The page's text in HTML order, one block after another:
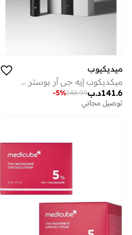
ميديكيوب
ميكديكوب إيه جي آر بوستر برو، أسود
د.ب141.6
148.99
-5%
توصيل مجاني